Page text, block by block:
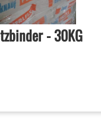
- 30KG